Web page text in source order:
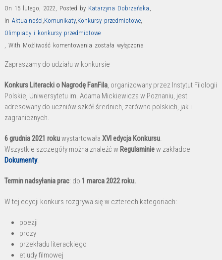
On 15 lutego, 2022 Posted by Katarzyna Dobrzańska
In Aktualności Komunikaty, Konkursy przedmiotowe,
Olimpiady i konkursy przedmiotowe
With Możliwość komentowania Konkurs
Nagrodę
FanFila
została wyłączona
Zapraszamy do udziału w konkursie
Konkurs Literacki o Nagrodę FanFila, organizowany przez Instytut Filologii
Polskiej Uniwersytetu im. Adama Mickiewicza w Poznaniu, jest
adresowany do uczniów szkół średnich, zarówno polskich, jak i
zagranicznych.
6 grudnia 2021 rokuwystartowała XVI edycja Konkursu.
Wszystkie szczegóły można znaleźć w Regulaminiew zakładce
Dokumenty.
Termin nadsyłania prac: do 1 marca 2022 roku.
W tej edycji konkurs rozgrywa się w czterech kategoriach:
poezji
prozy
przekładu literackiego
etiudy filmowej